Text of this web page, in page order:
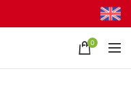
0